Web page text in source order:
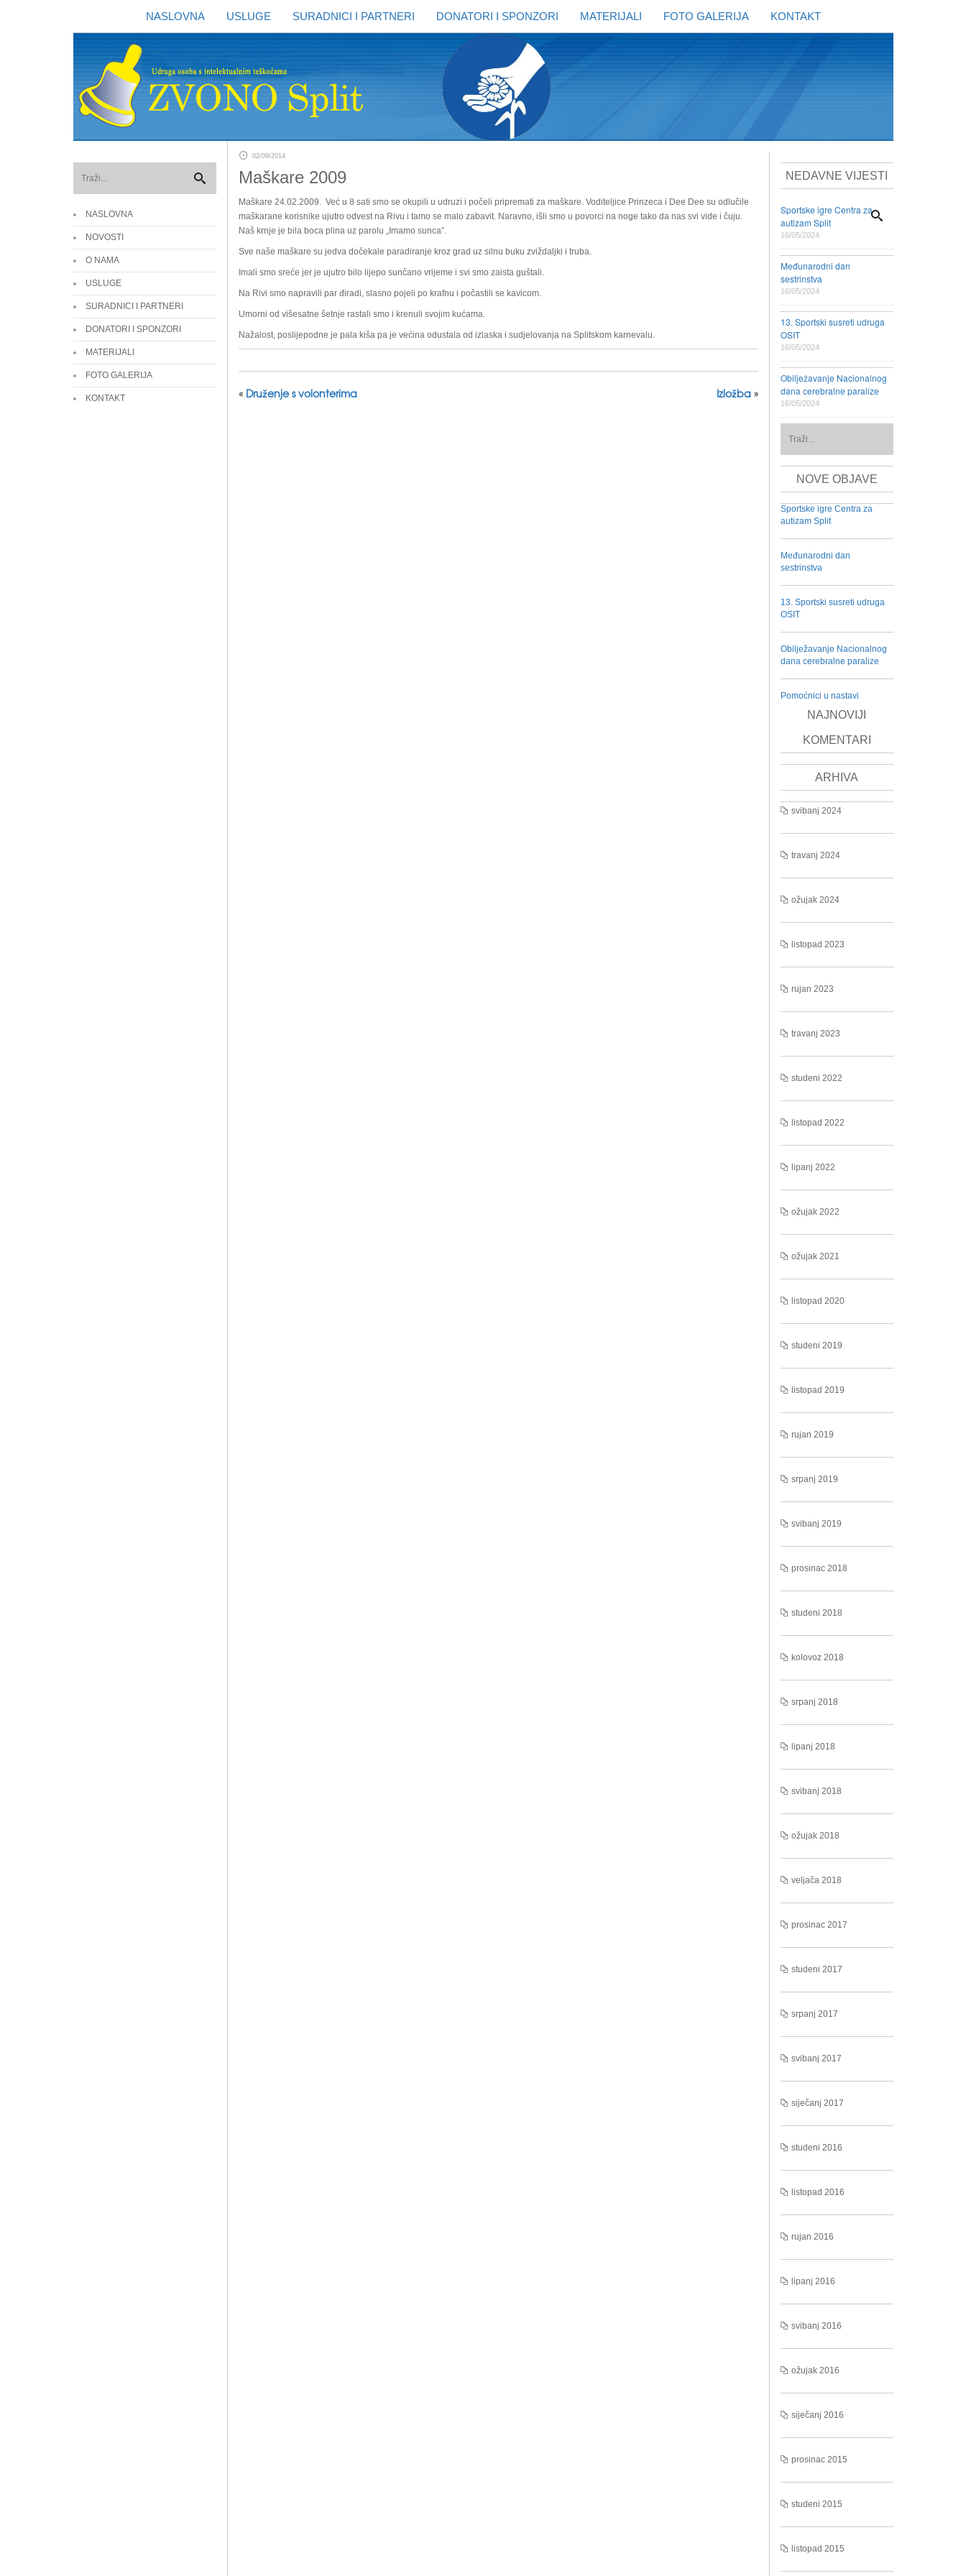
NASLOVNA USLUGE SURADNICI I PARTNERI DONATORI I SPONZORI MATERIJALI FOTO GALERIJA KONTAKT
02/09/2014
Maškare 2009
Maškare 24.02.2009. Već u 8 sati smo se okupili u udruzi i počeli pripremati za maškare. Voditeljice Prinzeca i Dee Dee su odlučile
maškarane korisnike ujutro odvest na Rivu i tamo se malo zabavit. Naravno, išli smo u povorci na noge tako da nas svi vide i čuju.
Naš krnje je bila boca plina uz parolu „Imamo sunca”.
Sve naše maškare su jedva dočekale paradiranje kroz grad uz silnu buku zviždaljki i truba.
Imali smo sreće jer je ujutro bilo lijepo sunčano vrijeme i svi smo zaista guštali.
Na Rivi smo napravili par điradi, slasno pojeli po krafnu i počastili se kavicom.
Umorni od višesatne šetnje rastali smo i krenuli svojim kućama.
Nažalost, poslijepodne je pala kiša pa je većina odustala od izlaska i sudjelovanja na Splitskom karnevalu.
« Druženje s volonterima Izložba»
NEDAVNE VIJESTI
Sportske igre Centra za
autizam Split
16/05/2024
Međunarodni dan
sestrinstva
16/05/2024
13. Sportski susreti udruga
OSIT
16/05/2024
Obilježavanje Nacionalnog
dana cerebralne paralize
16/05/2024
NOVE OBJAVE
Sportske igre Centra za
autizam Split
Međunarodni dan
sestrinstva
13. Sportski susreti udruga
OSIT
Obilježavanje Nacionalnog
dana cerebralne paralize
Pomoćnici u nastavi
NAJNOVIJI
KOMENTARI
ARHIVA
svibanj 2024
travanj 2024
ožujak 2024
listopad 2023
rujan 2023
travanj 2023
studeni 2022
listopad 2022
lipanj 2022
ožujak 2022
ožujak 2021
listopad 2020
studeni 2019
listopad 2019
rujan 2019
srpanj 2019
svibanj 2019
prosinac 2018
studeni 2018
kolovoz 2018
srpanj 2018
lipanj 2018
svibanj 2018
ožujak 2018
veljača 2018
prosinac 2017
studeni 2017
srpanj 2017
svibanj 2017
siječanj 2017
studeni 2016
listopad 2016
rujan 2016
lipanj 2016
svibanj 2016
ožujak 2016
siječanj 2016
prosinac 2015
studeni 2015
listopad 2015
NASLOVNA
NOVOSTI
O NAMA
USLUGE
SURADNICI I PARTNERI
DONATORI I SPONZORI
MATERIJALI
FOTO GALERIJA
KONTAKT